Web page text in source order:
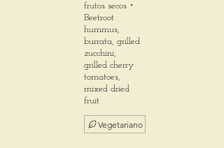
frutos secos・
Beetroot
hummus,
burrata, grilled
zucchini,
grilled cherry
tomatoes,
mixed dried
fruit
Vegetariano